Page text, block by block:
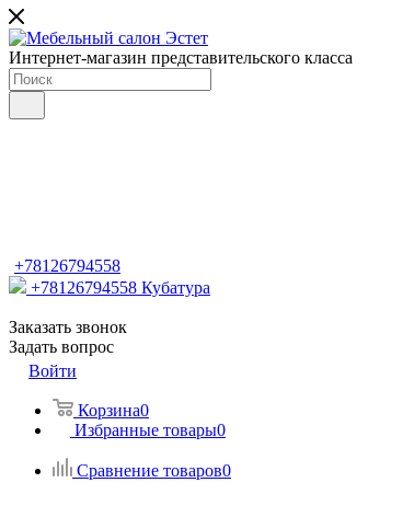
Интернет-магазин представительского класса
+78126794558
+78126794558 Кубатура
Заказать звонок
Задать вопрос
Войти
Корзина0
Избранные товары0
Сравнение товаров0